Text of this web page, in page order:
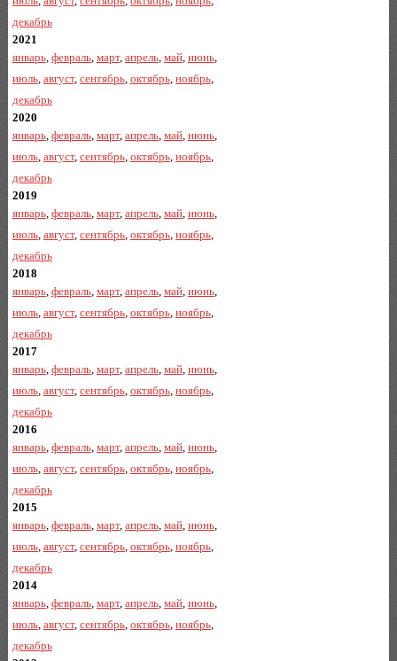
декабрь
2021
январь, февраль, март, апрель, май, июнь,
июль, август, сентябрь, октябрь, ноябрь,
декабрь
2020
январь, февраль, март, апрель, май, июнь,
июль, август, сентябрь, октябрь, ноябрь,
декабрь
2019
январь, февраль, март, апрель, май, июнь,
июль, август, сентябрь, октябрь, ноябрь,
декабрь
2018
январь, февраль, март, апрель, май, июнь,
июль, август, сентябрь, октябрь, ноябрь,
декабрь
2017
январь, февраль, март, апрель, май, июнь,
июль, август, сентябрь, октябрь, ноябрь,
декабрь
2016
январь, февраль, март, апрель, май, июнь,
июль, август, сентябрь, октябрь, ноябрь,
декабрь
2015
январь, февраль, март, апрель, май, июнь,
июль, август, сентябрь, октябрь, ноябрь,
декабрь
2014
январь, февраль, март, апрель, май, июнь,
июль, август, сентябрь, октябрь, ноябрь,
декабрь